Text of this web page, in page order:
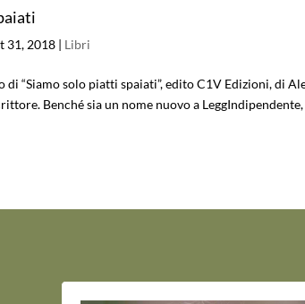
31, 2018 | Libri
“Siamo solo piatti spaiati”, edito C1V Edizioni, di
Benché sia un nome nuovo a